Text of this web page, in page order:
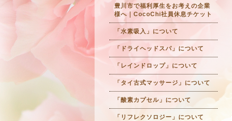
豊川市で福利厚生をお考えの企業
様へ｜CocoChi社員休息チケット
「水素吸入」について
「ドライヘッドスパ」について
「レインドロップ」について
「タイ古式マッサージ」について
「酸素カプセル」について
「リフレクソロジー」について